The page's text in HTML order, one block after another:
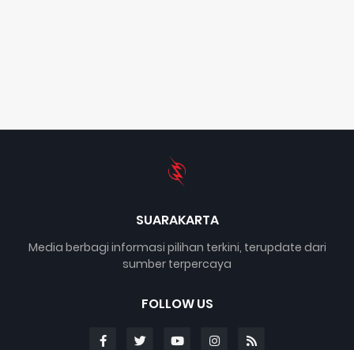
SUARAKARTA
Media berbagi informasi pilihan terkini, terupdate dari
sumber terpercaya
FOLLOW US